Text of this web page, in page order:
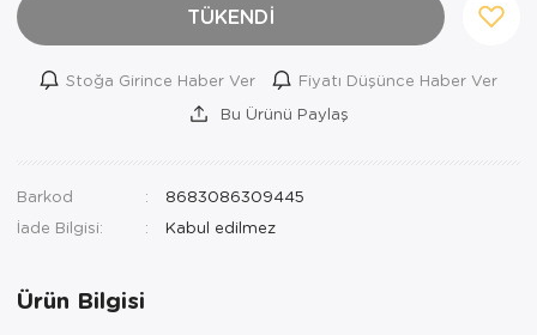
TÜKENDİ
Stoğa Girince Haber Ver
Fiyatı Düşünce Haber Ver
Bu Ürünü Paylaş
Barkod
8683086309445
İade Bilgisi:
Ürün Bilgisi